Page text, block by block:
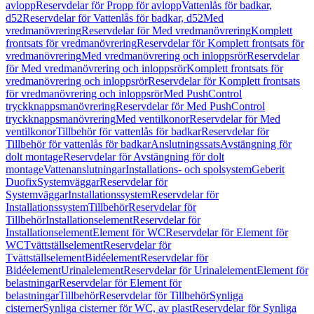
avloppReservdelar för Propp för avloppVattenlås för badkar,
d52Reservdelar för Vattenlås för badkar, d52Med
vredmanövreringReservdelar för Med vredmanövreringKomplett
frontsats för vredmanövreringReservdelar för Komplett frontsats för
vredmanövreringMed vredmanövrering och inloppsrörReservdelar
för Med vredmanövrering och inloppsrörKomplett frontsats för
vredmanövrering och inloppsrörReservdelar för Komplett frontsats
för vredmanövrering och inloppsrörMed PushControl
tryckknappsmanövreringReservdelar för Med PushControl
tryckknappsmanövreringMed ventilkonorReservdelar för Med
ventilkonorTillbehör för vattenlås för badkarReservdelar för
Tillbehör för vattenlås för badkarAnslutningssatsAvstängning för
dolt montageReservdelar för Avstängning för dolt
montageVattenanslutningarInstallations- och spolsystemGeberit
DuofixSystemväggarReservdelar för
SystemväggarInstallationssystemReservdelar för
InstallationssystemTillbehörReservdelar för
TillbehörInstallationselementReservdelar för
InstallationselementElement för WCReservdelar för Element för
WCTvättställselementReservdelar för
TvättställselementBidéelementReservdelar för
BidéelementUrinalelementReservdelar för UrinalelementElement för
belastningarReservdelar för Element för
belastningarTillbehörReservdelar för TillbehörSynliga
cisternerSynliga cisterner för WC, av plastReservdelar för Synliga